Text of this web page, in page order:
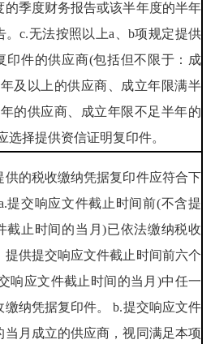
的季度财务报告或该半年度的半年
。c.无法按照以上a、b项规定提供
印件的供应商(包括但不限于：成
及以上的供应商、成立年限满半
的供应商、成立年限不足半年的
选择提供资信证明复印件。
的税收缴纳凭据复印件应符合下
提交响应文件截止时间前(不含提
截止时间的当月)已依法缴纳税收
提供提交响应文件截止时间前六个
响应文件截止时间的当月)中任一
缴纳凭据复印件。 b.提交响应文件
当月成立的供应商，视同满足本项